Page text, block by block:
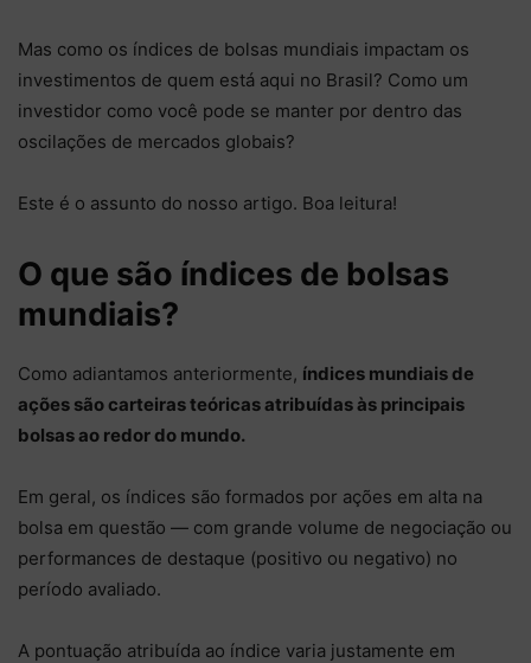
Mas como os índices de bolsas mundiais impactam os
investimentos de quem está aqui no Brasil? Como um
investidor como você pode se manter por dentro das
oscilações de mercados globais?
Este é o assunto do nosso artigo. Boa leitura!
O que são índices de bolsas
mundiais?
Como adiantamos anteriormente, índices mundiais de
ações são carteiras teóricas atribuídas às principais
bolsas ao redor do mundo.
Em geral, os índices são formados por ações em alta na
bolsa em questão — com grande volume de negociação ou
performances de destaque (positivo ou negativo) no
período avaliado.
A pontuação atribuída ao índice varia justamente em